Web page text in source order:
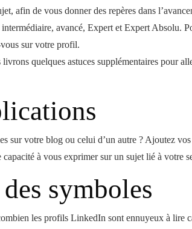
afin de vous donner des repères dans
avancé, Expert et Expert Absolu.
sur votre profil.
quelques astuces supplémentaires pour
sur votre blog ou celui d’un autre ? Ajoutez
à vous exprimer sur un sujet lié à votre
symboles
les profils LinkedIn sont ennuyeux à lire